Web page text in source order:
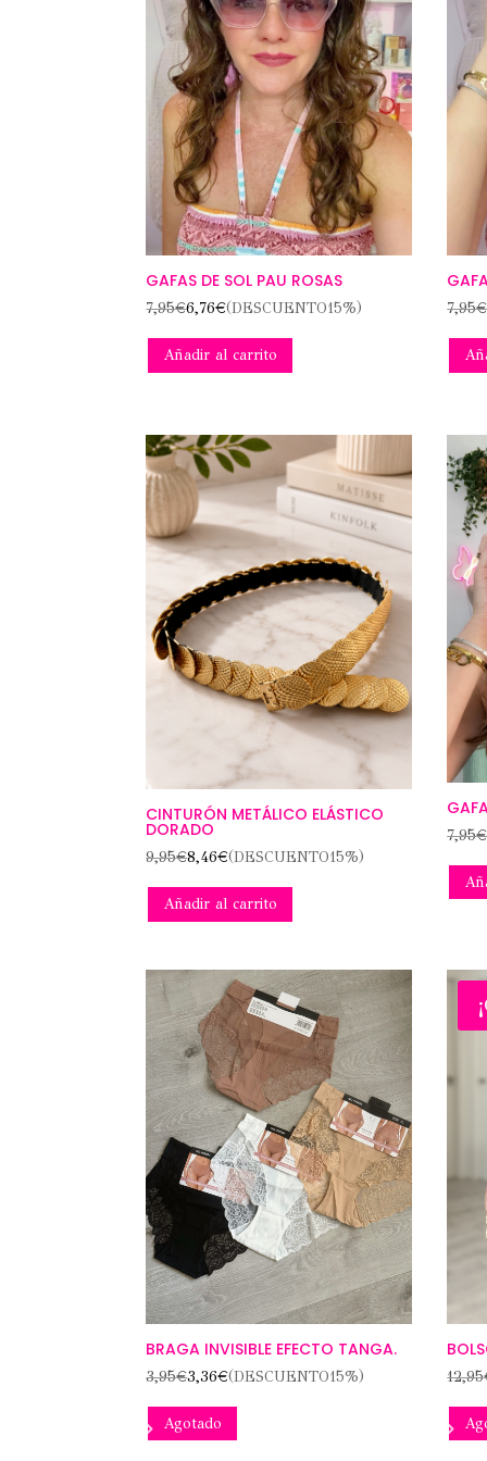
GAFAS DE SOL PAU ROSAS
7,95€6,76€(DESCUENTO15%)
Añadir al carrito
7,95€
CINTURÓN METÁLICO ELÁSTICO
DORADO
9,95€8,46€(DESCUENTO15%)
Añadir al carrito
7,95€
BRAGA INVISIBLE EFECTO TANGA.
3,95€3,36€(DESCUENTO15%)
Agotado
12,95